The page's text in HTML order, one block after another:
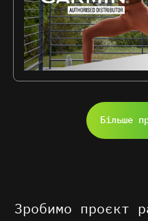
Більше
Зробимо проєкт